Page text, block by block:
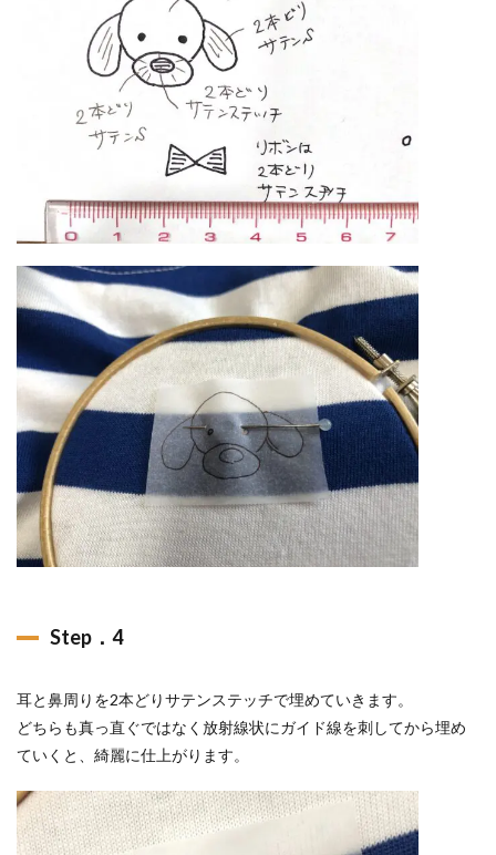
Step．4
耳と鼻周りを2本どりサテンステッチで埋めていきます。
どちらも真っ直ぐではなく放射線状にガイド線を刺してから埋め
ていくと、綺麗に仕上がります。